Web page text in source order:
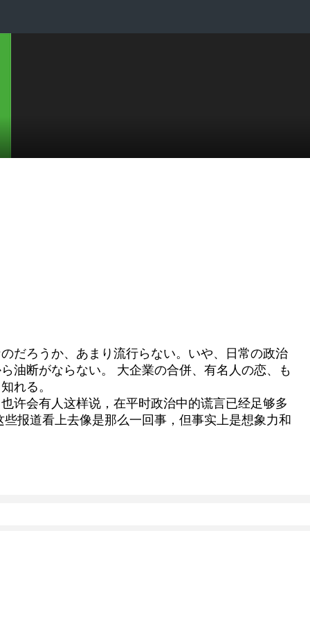
だろうか、あまり流行らない。いや、日常の政治
油断がならない。 大企業の合併、有名人の恋、も
れる。
许会有人这样说，在平时政治中的谎言已经足够多
报道看上去像是那么一回事，但事实上是想象力和